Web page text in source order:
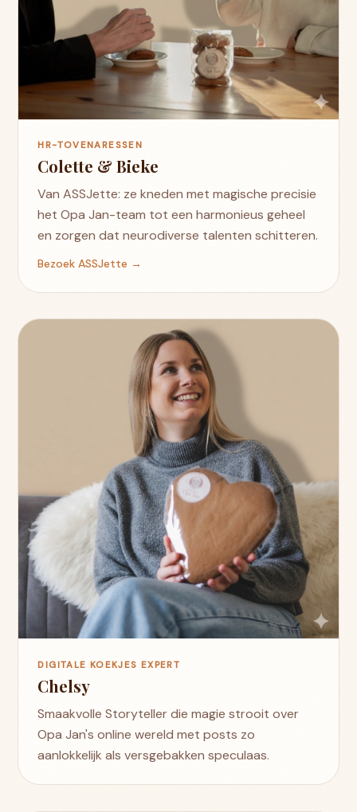
HR-TOVENARESSEN
Colette & Bieke
Van ASSJette: ze kneden met magische precisie
het Opa Jan-team tot een harmonieus geheel
en zorgen dat neurodiverse talenten schitteren.
Bezoek ASSJette →
DIGITALE KOEKJES EXPERT
Chelsy
Smaakvolle Storyteller die magie strooit over
Opa Jan's online wereld met posts zo
aanlokkelijk als versgebakken speculaas.